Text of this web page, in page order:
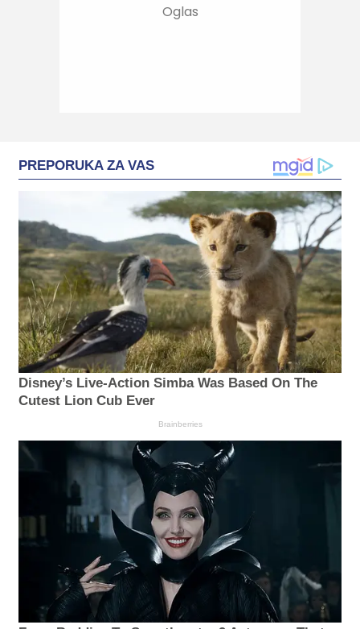
PREPORUKA ZA VAS
Disney’s Live-Action Simba Was Based On The
Cutest Lion Cub Ever
Brainberries